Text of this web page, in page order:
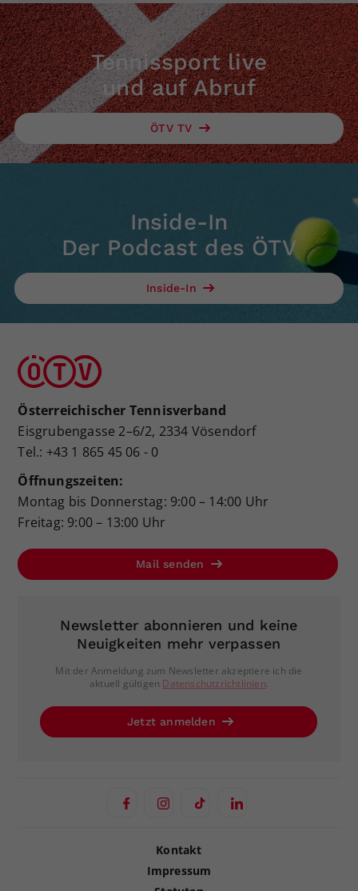
Tennissport live
und auf Abruf
ÖTV TV
Inside-In
Der Podcast des ÖTV
Inside-In
Österreichischer Tennisverband
Eisgrubengasse 2–6/2, 2334 Vösendorf
Tel.: +43 1 865 45 06 - 0
Öffnungszeiten:
Montag bis Donnerstag: 9:00 – 14:00 Uhr
Freitag: 9:00 – 13:00 Uhr
Mail senden
Newsletter abonnieren und keine
Neuigkeiten mehr verpassen
Mit der Anmeldung zum Newsletter akzeptiere ich die
aktuell gültigen Datenschutzrichtlinien.
Jetzt anmelden
Kontakt
Impressum